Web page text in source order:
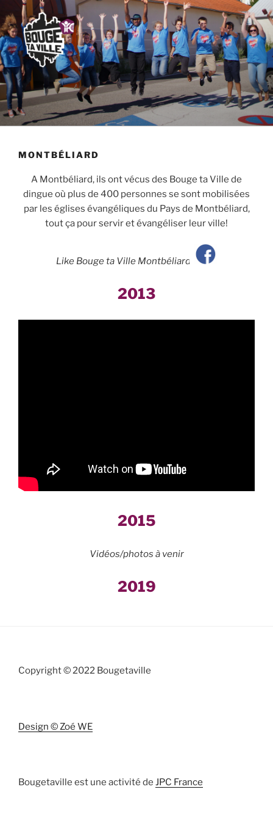
MONTBÉLIARD
A Montbéliard, ils ont vécus des Bouge ta Ville de
dingue où plus de 400 personnes se sont mobilisées
par les églises évangéliques du Pays de Montbéliard,
tout ça pour servir et évangéliser leur ville!
Like Bouge ta Ville Montbéliard
2013
2015
Vidéos/photos à venir
2019
Copyright © 2022 Bougetaville
Design © Zoé WE
Bougetaville est une activité de JPC France